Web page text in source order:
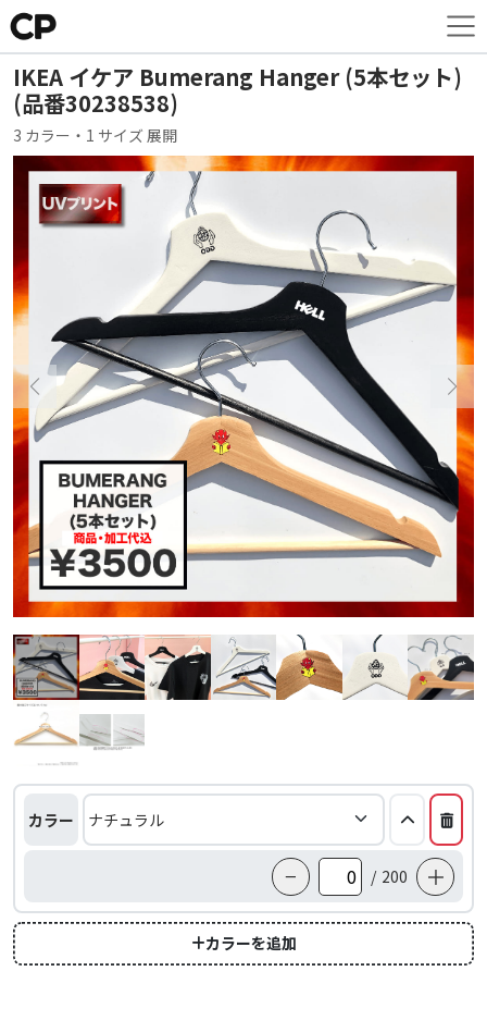
IKEA イケア Bumerang Hanger (5本セット)
(品番30238538)
3 カラー・1 サイズ 展開
カラー
− / 200 ＋
カラーを追加